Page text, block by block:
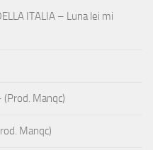
ITALIA – Luna lei mi
Manqc)
Manqc)